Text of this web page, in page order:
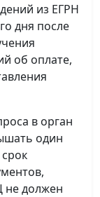
из ЕГРН
дня после
об оплате,
в орган
один
не должен